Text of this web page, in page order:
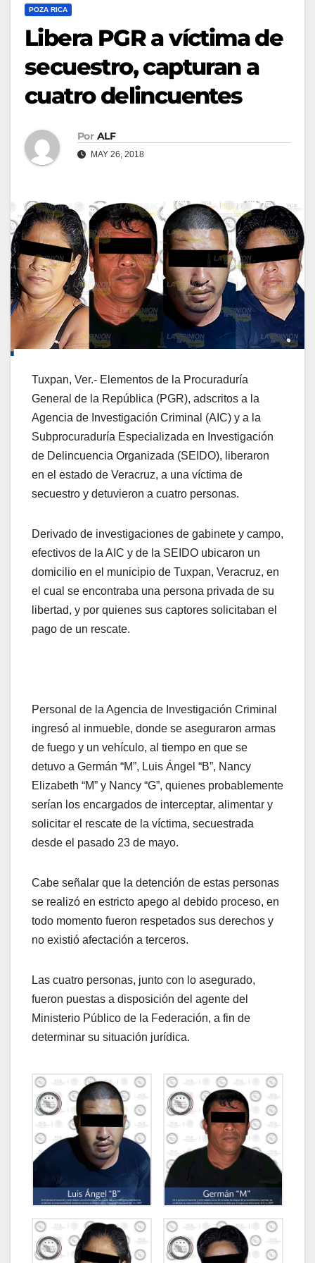
POZA RICA
Libera PGR a víctima de
secuestro, capturan a
cuatro delincuentes
Por ALF
MAY 26, 2018
Tuxpan, Ver.- Elementos de la Procuraduría
General de la República (PGR), adscritos a la
Agencia de Investigación Criminal (AIC) y a la
Subprocuraduría Especializada en Investigación
de Delincuencia Organizada (SEIDO), liberaron
en el estado de Veracruz, a una víctima de
secuestro y detuvieron a cuatro personas.
Derivado de investigaciones de gabinete y campo,
efectivos de la AIC y de la SEIDO ubicaron un
domicilio en el municipio de Tuxpan, Veracruz, en
el cual se encontraba una persona privada de su
libertad, y por quienes sus captores solicitaban el
pago de un rescate.
Personal de la Agencia de Investigación Criminal
ingresó al inmueble, donde se aseguraron armas
de fuego y un vehículo, al tiempo en que se
detuvo a Germán “M”, Luis Ángel “B”, Nancy
Elizabeth “M” y Nancy “G”, quienes probablemente
serían los encargados de interceptar, alimentar y
solicitar el rescate de la víctima, secuestrada
desde el pasado 23 de mayo.
Cabe señalar que la detención de estas personas
se realizó en estricto apego al debido proceso, en
todo momento fueron respetados sus derechos y
no existió afectación a terceros.
Las cuatro personas, junto con lo asegurado,
fueron puestas a disposición del agente del
Ministerio Público de la Federación, a fin de
determinar su situación jurídica.